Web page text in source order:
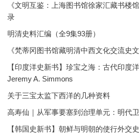
《文明互鉴：上海图书馆徐家汇藏书楼
录
明清史料汇编（全9集93册）
《梵蒂冈图书馆藏明清中西文化交流史
【印度洋史新书】珍宝之海：古代印度
Jeremy A. Simmons
关于三宝太监下西洋的几种资料
高寿仙｜从军事要塞到治理单元：明代
【韩国史新书】朝鲜与明朝的使行外交